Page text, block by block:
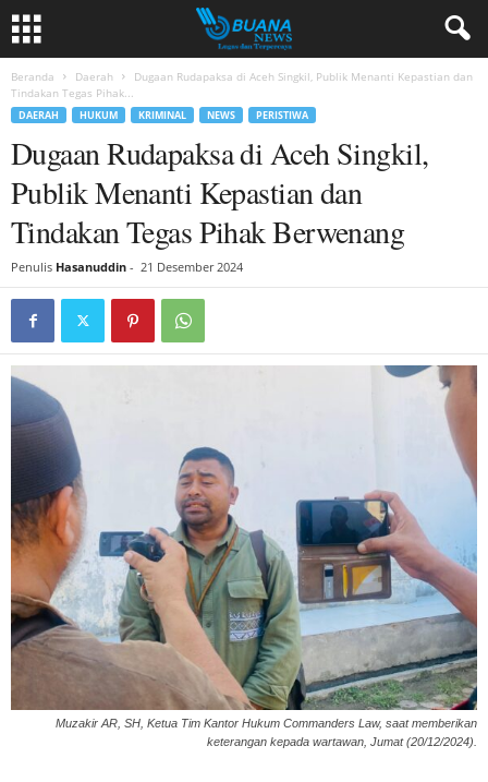
Beranda Daerah
Dugaan Rudapaksa di Aceh Singkil, Publik Menanti Kepastian dan
Tindakan Tegas Pihak...
DAERAH HUKUM KRIMINAL NEWS PERISTIWA
Dugaan Rudapaksa di Aceh Singkil,
Publik Menanti Kepastian dan
Tindakan Tegas Pihak Berwenang
Penulis Hasanuddin - 21 Desember 2024
Muzakir AR, SH, Ketua Tim Kantor Hukum Commanders Law, saat memberikan
keterangan kepada wartawan, Jumat (20/12/2024).